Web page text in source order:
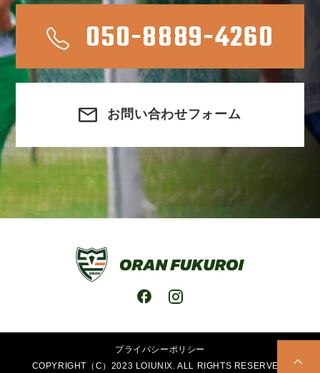
050-8889-4260
お問い合わせフォーム
プライバシーポリシー
COPYRIGHT（C）2023 LOIUNIX. ALL RIGHTS RESERVED.